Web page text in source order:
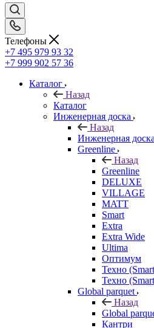
Телефоны
+7 495 979 93 32
+7 999 902 57 36
Каталог
Назад
Каталог
Инженерная доска
Назад
Инженерная доска
Greenline
Назад
Greenline
DELUXE
VILLAGE
MATT
Smart
Extra
Extra Wide
Ultima
Оптимум
Техно
Техно
Global parquet
Назад
Global
Кантри